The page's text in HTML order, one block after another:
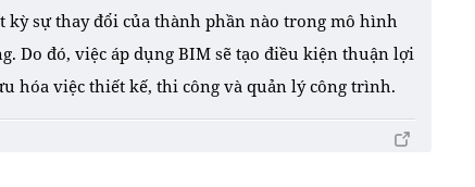
sự thay đổi của thành phần nào trong mô hình
Do đó, việc áp dụng BIM sẽ tạo điều kiện thuận lợi
hóa việc thiết kế, thi công và quản lý công trình.